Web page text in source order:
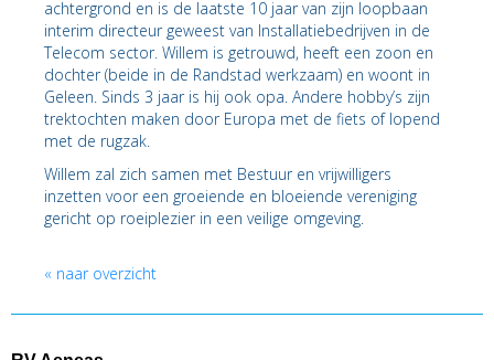
achtergrond en is de laatste 10 jaar van zijn loopbaan
interim directeur geweest van Installatiebedrijven in de
Telecom sector. Willem is getrouwd, heeft een zoon en
dochter (beide in de Randstad werkzaam) en woont in
Geleen. Sinds 3 jaar is hij ook opa. Andere hobby’s zijn
trektochten maken door Europa met de fiets of lopend
met de rugzak.
Willem zal zich samen met Bestuur en vrijwilligers
inzetten voor een groeiende en bloeiende vereniging
gericht op roeiplezier in een veilige omgeving.
« naar overzicht